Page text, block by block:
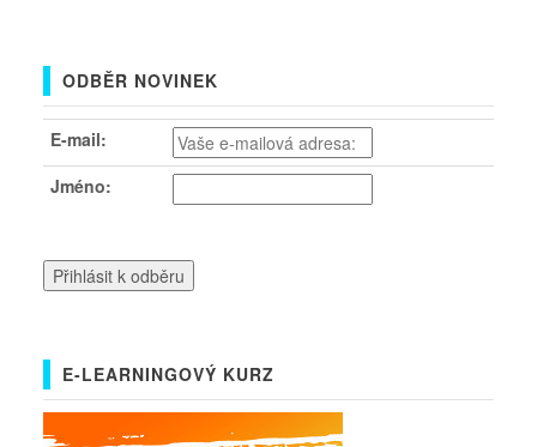
ODBĚR NOVINEK
E-mail:
Jméno:
E-LEARNINGOVÝ KURZ